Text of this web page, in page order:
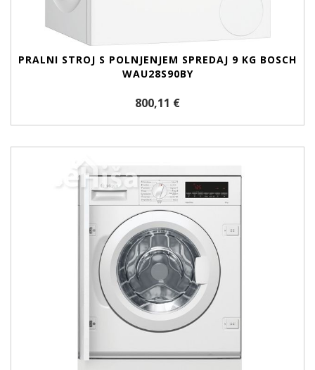
PRALNI STROJ S POLNJENJEM SPREDAJ 9 KG BOSCH
WAU28S90BY
800,11 €